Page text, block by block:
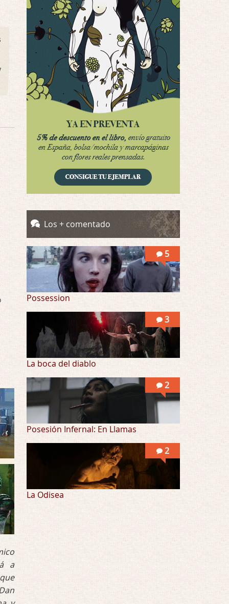
a
Por encima de tu cadáver
Por: Luar
Possession
Por: Luar
Se llama la posesión en castellano, está …
Obsession
Por: Mariano
Obsession
Por: Chica Stark
Por: Mountain
Llevo toda una vida para verla y nunca lo …
Posesión Infernal: En Llamas
Por: Skalope
Totalmente de acuerdo Ignacio. La he disfr …
Los + comentado
5
Possession
3
La boca del diablo
2
Posesión Infernal: En Llamas
2
La Odisea